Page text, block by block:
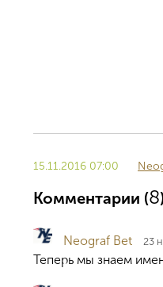
15.11.2016 07:00
Комментарии (8
Neograf Bet 23
Теперь мы знаем